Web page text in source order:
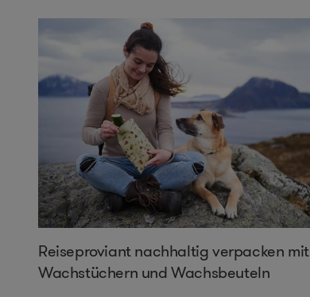
Reiseproviant nachhaltig verpacken mit
Wachstüchern und Wachsbeuteln